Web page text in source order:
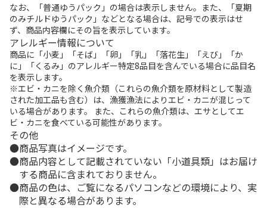
なお、「普通ゆうパック」の場合は表示しません。また、「夏期
のみチルドゆうパック」などとなる場合は、記号での表示はせ
ず、商品内容欄にその旨を表示しています。
アレルギー情報について
商品に「小麦」「そば」「卵」「乳」「落花生」「えび」「か
に」「くるみ」のアレルギー特定8品目を含んでいる場合に品目名
を表示します。
※エビ・カニを除く魚介類（これらの魚介類を原材料として製造
された加工品も含む）は、漁獲漁法によりエビ・カニが混じって
いる場合があります。 また、これらの魚介類は、エサとしてエ
ビ・カニを食べている可能性があります。
その他
商品写真はイメージです。
商品内容として記載されていない「小道具類」はお届け
する商品に含まれておりません。
商品の色は、ご覧になるパソコンなどの環境により、実
際と異なる場合があります。